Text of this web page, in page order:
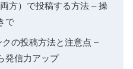
方）で投稿する方法 – 操
で
の投稿方法と注意点 –
発信力アップ